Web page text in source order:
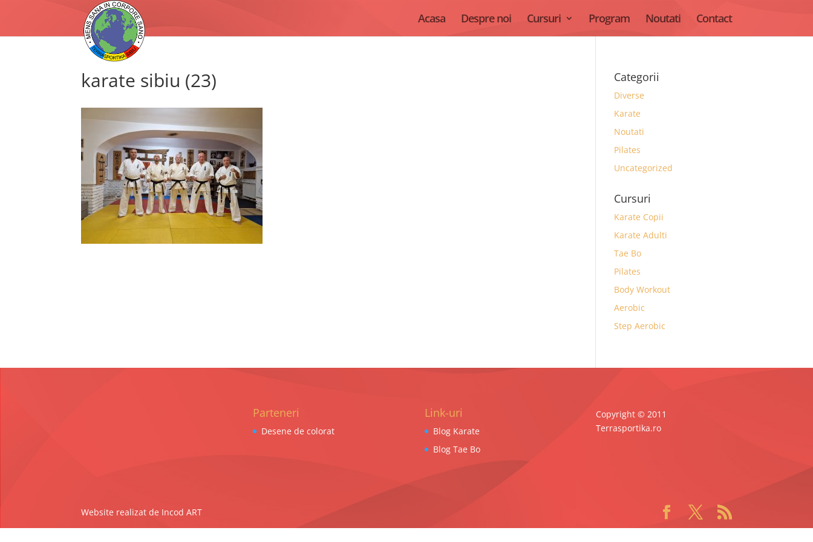
Acasa Despre noi Cursuri Program Noutati Contact
karate sibiu (23) Categorii
Diverse
Karate
Noutati
Pilates
Uncategorized
Cursuri
Karate Copii
Karate Adulti
Tae Bo
Pilates
Body Workout
Aerobic
Step Aerobic
Parteneri
Desene de colorat
Link-uri
Blog Karate
Blog Tae Bo
Copyright © 2011
Terrasportika.ro
Website realizat de Incod ART